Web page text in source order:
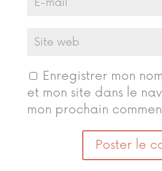
Enregistrer mon
et mon site dans le
mon prochain